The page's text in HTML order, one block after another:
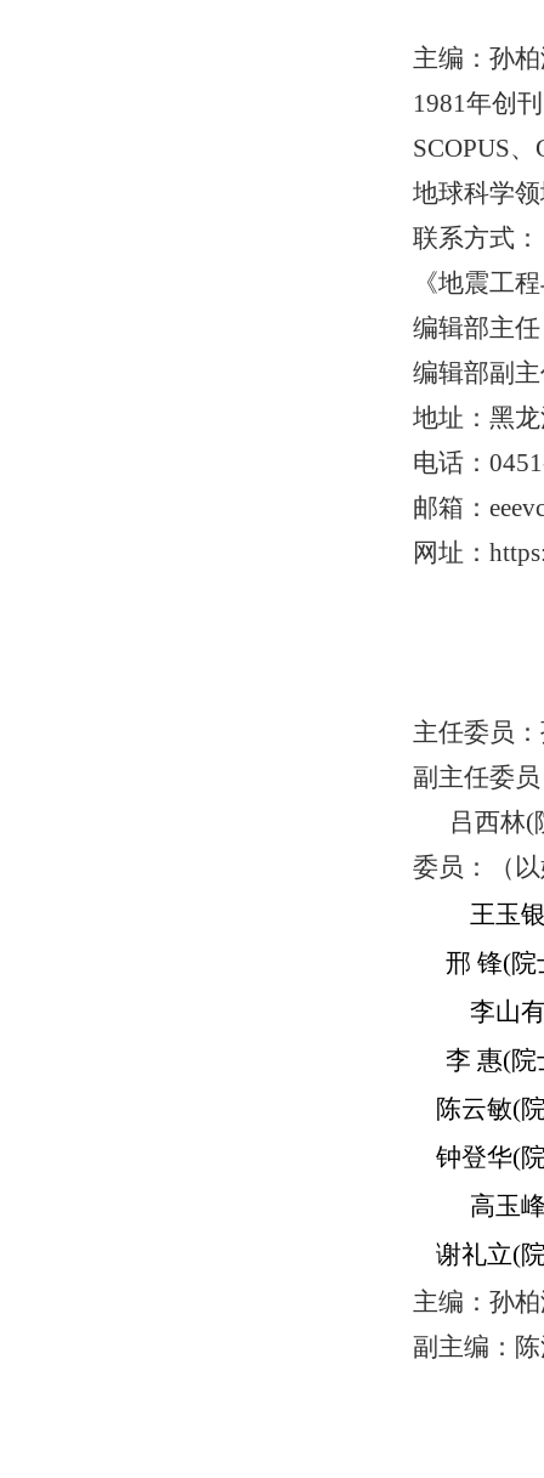
主编：孙
1981年创
SCOPUS
地球科学
联系方式：
《地震工
编辑部主
编辑部副
地址：黑
电话：
邮箱：
网址：
主任委员
副主任委
吕西林(
委员：（
王玉
邢 锋(院
李山
李 惠(院
陈云敏(
钟登华(
高玉
谢礼立(
主编：孙
副主编：